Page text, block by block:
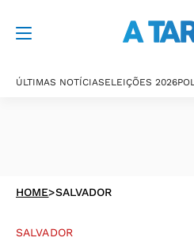
ÚLTIMAS NOTÍCIASELEIÇÕES 2026
HOME>SALVADOR
SALVADOR